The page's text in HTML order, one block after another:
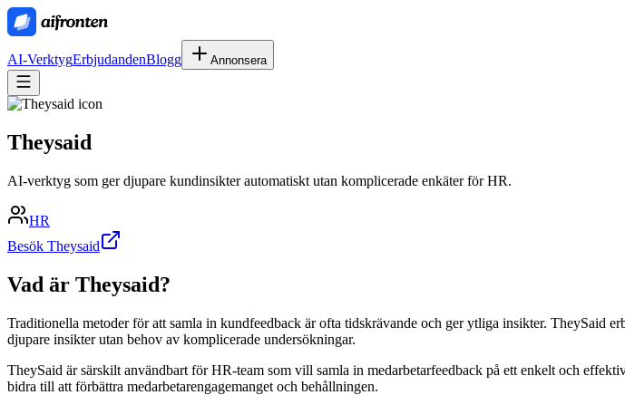
AI-VerktygErbjudandenBlogg Annonsera
Theysaid
AI-verktyg som ger djupare kundinsikter automatiskt utan komplicerade enkäter för HR.
HR
Besök Theysaid
Vad är Theysaid?
Traditionella metoder för att samla in kundfeedback är ofta tidskrävande och ger ytliga insikter. TheySaid
djupare insikter utan behov av komplicerade undersökningar.
TheySaid är särskilt användbart för HR-team som vill samla in medarbetarfeedback på ett enkelt och
bidra till att förbättra medarbetarengagemanget och behållningen.